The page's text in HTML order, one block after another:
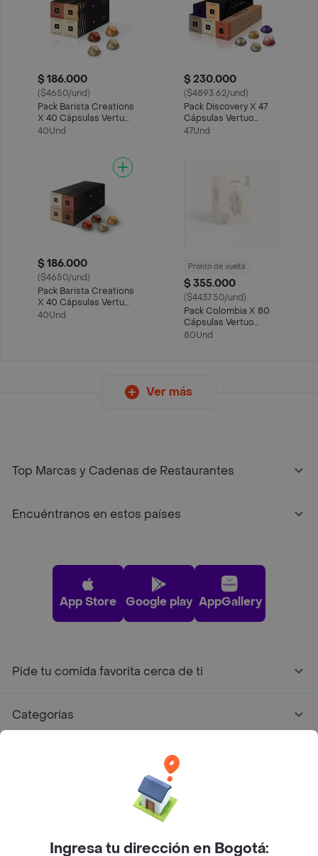
$ 186.000
($4650/und)
Pack Barista Creations
X 40 Cápsulas Vertuo
Nespresso
40Und
$ 230.000
($4893.62/und)
Pack Discovery X 47
Cápsulas Vertuo
Nespresso
47Und
$ 186.000
($4650/und)
Pack Barista Creations
X 40 Cápsulas Vertuo
Nespresso
40Und
Pronto de vuelta
$ 355.000
($4437.50/und)
Pack Colombia X 80
Cápsulas Vertuo
Nespresso
80Und
Ver más
Top Marcas y Cadenas de Restaurantes
Encuéntranos en estos países
App Store Google play AppGallery
Pide tu comida favorita cerca de ti
Categorías
Facebook
Twitter
Instagram
Ingresa tu dirección en Bogotá: